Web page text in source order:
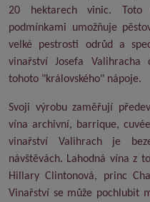
20 hektarech vinic.
podmínkami umožňuje
velké pestrosti odrůd a
vinařství Josefa Valihracha
tohoto "královského" nápoje.
Svoji výrobu zaměřují
vína archivní, barrique,
vinařství Valihrach je
návštěvách. Lahodná vína z
Hillary Clintonová, princ
Vinařství se může pochlubit